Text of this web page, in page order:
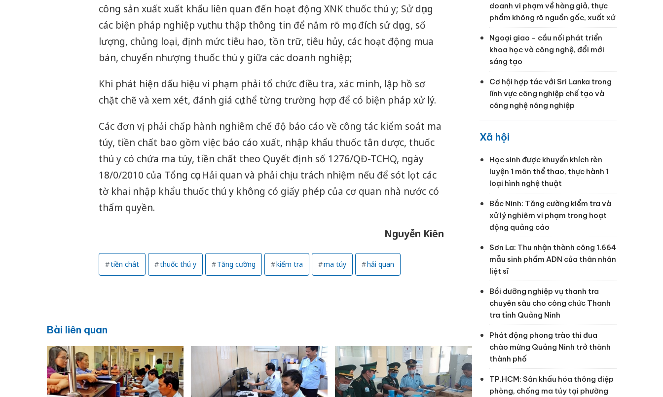
công sản xuất xuất khẩu liên quan đến hoạt động XNK thuốc thú y; Sử dụng
các biện pháp nghiệp vụ, thu thập thông tin để nắm rõ mục đích sử dụng, số
lượng, chủng loại, định mức tiêu hao, tồn trữ, tiêu hủy, các hoạt động mua
bán, chuyển nhượng thuốc thú y giữa các doanh nghiệp;
Khi phát hiện dấu hiệu vi phạm phải tổ chức điều tra, xác minh, lập hồ sơ
chặt chẽ và xem xét, đánh giá cụ thể từng trường hợp để có biện pháp xử lý.
Các đơn vị phải chấp hành nghiêm chế độ báo cáo về công tác kiểm soát ma
túy, tiền chất bao gồm việc báo cáo xuất, nhập khẩu thuốc tân dược, thuốc
thú y có chứa ma túy, tiền chất theo Quyết định số 1276/QĐ-TCHQ, ngày
18/0/2010 của Tổng cục Hải quan và phải chịu trách nhiệm nếu để sót lọt các
tờ khai nhập khẩu thuốc thú y không có giấy phép của cơ quan nhà nước có
thẩm quyền.
Nguyễn Kiên
tiền chât thuốc thú y Tăng cường kiểm tra ma túy hải quan
Bài liên quan
doanh vi phạm về hàng giả, thực
phẩm không rõ nguồn gốc, xuất xứ
Ngoại giao - cầu nối phát triển
khoa học và công nghệ, đổi mới
sáng tạo
Cơ hội hợp tác với Sri Lanka trong
lĩnh vực công nghiệp chế tạo và
công nghệ nông nghiệp
Xã hội
Học sinh được khuyến khích rèn
luyện 1 môn thể thao, thực hành 1
loại hình nghệ thuật
Bắc Ninh: Tăng cường kiểm tra và
xử lý nghiêm vi phạm trong hoạt
động quảng cáo
Sơn La: Thu nhận thành công 1.664
mẫu sinh phẩm ADN của thân nhân
liệt sĩ
Bồi dưỡng nghiệp vụ thanh tra
chuyên sâu cho công chức Thanh
tra tỉnh Quảng Ninh
Phát động phong trào thi đua
chào mừng Quảng Ninh trở thành
thành phố
TP.HCM: Sân khấu hóa thông điệp
phòng, chống ma túy tại phường